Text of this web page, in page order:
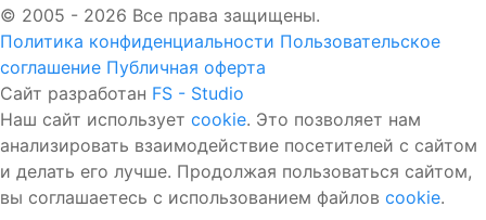
© 2005 - 2026 Все права защищены.
Политика конфиденциальности Пользовательское
соглашение Публичная оферта
Сайт разработан FS - Studio
Наш сайт использует cookie. Это позволяет нам
анализировать взаимодействие посетителей с сайтом
и делать его лучше. Продолжая пользоваться сайтом,
вы соглашаетесь с использованием файлов cookie.